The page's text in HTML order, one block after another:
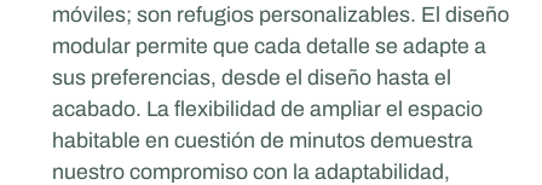
móviles; son refugios personalizables. El diseño
modular permite que cada detalle se adapte a
sus preferencias, desde el diseño hasta el
acabado. La flexibilidad de ampliar el espacio
habitable en cuestión de minutos demuestra
nuestro compromiso con la adaptabilidad,